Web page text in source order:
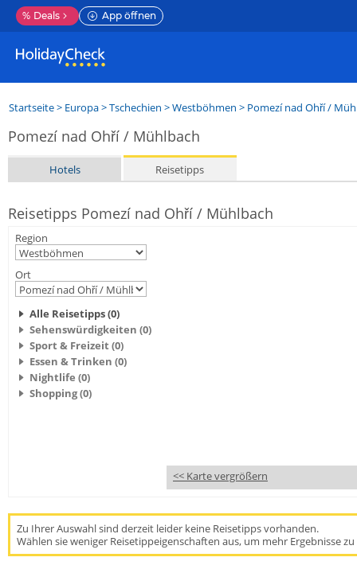
% Deals App öffnen
Startseite> Europa>Tschechien >Westböhmen > Pomezí nad Ohří /
Pomezí nad Ohří / Mühlbach
Hotels Reisetipps
Reisetipps Pomezí nad Ohří / Mühlbach
Region
Ort
Alle Reisetipps (0)
Sehenswürdigkeiten (0)
Sport & Freizeit (0)
Essen & Trinken (0)
Nightlife (0)
Shopping (0)
<< Karte vergrößern
Zu Ihrer Auswahl sind derzeit leider keine Reisetipps vorhanden.
Wählen sie weniger Reisetippeigenschaften aus, um mehr Ergebnisse